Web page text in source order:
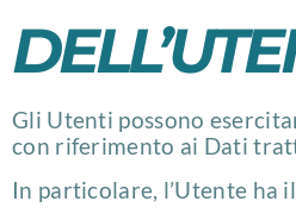
Gli Utenti possono
con riferimento ai Dati
In particolare, l’Utente ha